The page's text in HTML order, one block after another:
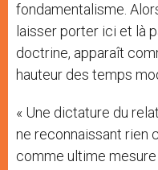
fondamentalisme.
laisser porter ici et là
doctrine, apparaît
hauteur des temps
« Une dictature du
ne reconnaissant rien
comme ultime